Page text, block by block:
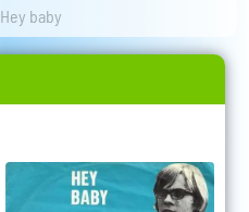
Hey baby